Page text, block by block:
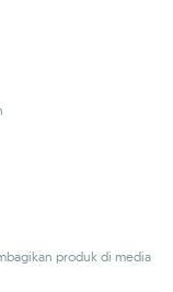
produk di media